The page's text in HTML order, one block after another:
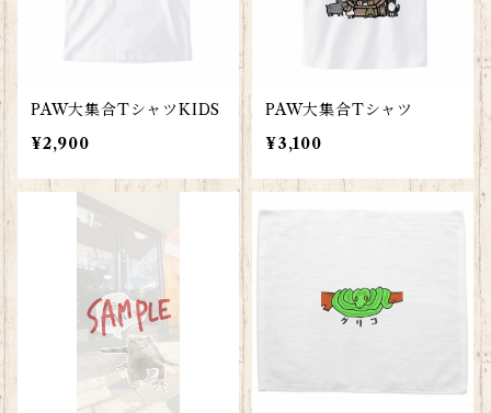
PAW大集合TシャツKIDS
¥2,900
PAW大集合Tシャツ
¥3,100